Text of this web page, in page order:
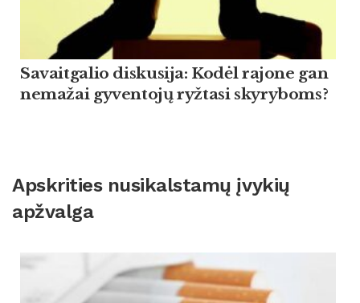
Savaitgalio diskusija: Kodėl rajone gan
nemažai gyventojų ryžtasi skyryboms?
Apskrities nusikalstamų įvykių
apžvalga